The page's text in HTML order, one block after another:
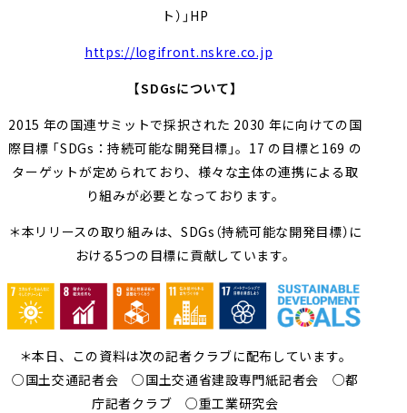
ト）」HP
https://logifront.nskre.co.jp
【 SDGsについて】
2015 年の国連サミットで採択された 2030 年に向けての国
際目標 「SDGs ：持続可能な開発目標」。 17 の目標と169 の
ターゲットが定められており、様々な主体の連携による取
り組みが必要となっております。
＊本リリースの取り組みは、 SDGs （持続可能な開発目標）に
おける 5つの目標に貢献しています。
＊本日、この資料は次の記者クラブに配布しています。
○国土交通記者会 ○国土交通省建設専門紙記者会 ○都
庁記者クラブ ○重工業研究会